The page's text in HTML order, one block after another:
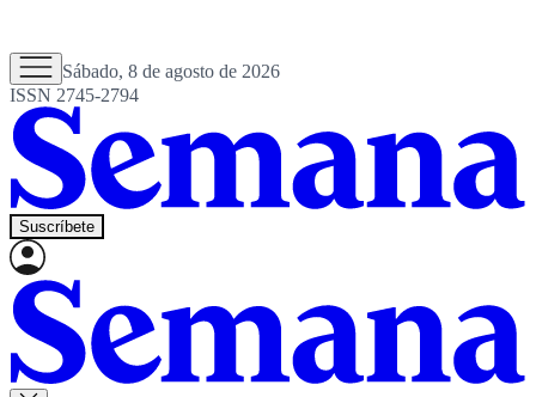
Sábado, 8 de agosto de 2026
ISSN 2745-2794
Suscríbete